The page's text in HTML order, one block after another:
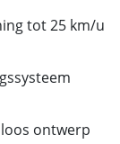
tot 25 km/u
ontwerp